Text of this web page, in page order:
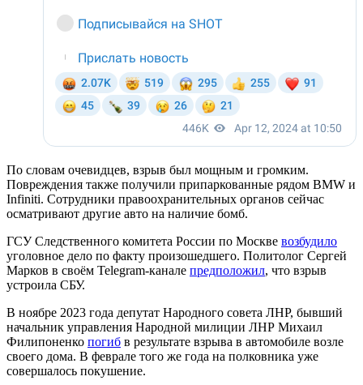
По словам очевидцев, взрыв был мощным и громким.
Повреждения также получили припаркованные рядом BMW и
Infiniti. Сотрудники правоохранительных органов сейчас
осматривают другие авто на наличие бомб.
ГСУ Следственного комитета России по Москве возбудило
уголовное дело по факту произошедшего. Политолог Сергей
Марков в своём Telegram-канале предположил, что взрыв
устроила СБУ.
В ноябре 2023 года депутат Народного совета ЛНР, бывший
начальник управления Народной милиции ЛНР Михаил
Филипоненко погиб в результате взрыва в автомобиле возле
своего дома. В феврале того же года на полковника уже
совершалось покушение.